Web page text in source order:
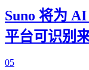
Suno 将为
平台可识别
05